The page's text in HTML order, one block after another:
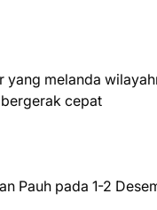
yang melanda
bergerak cepat
Pauh pada 1-2